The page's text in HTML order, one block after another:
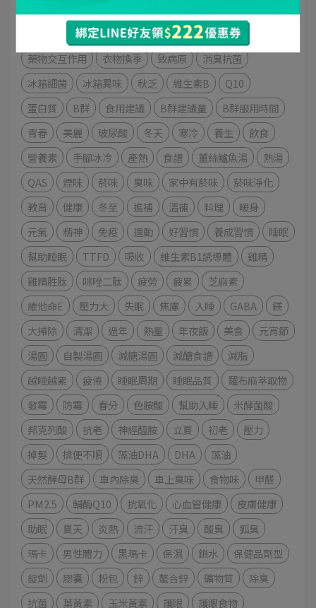
膠原蛋白 蠶絲蛋白 烤肉味 油煙味
藥物交互作用
衣物換季 致病原
消臭抗菌
冰箱細菌
冰箱異味 秋乏 維生素B
Q10
蛋白質
B群 食用建議 B群建議量
B群服用時間
青春
美麗 玻尿酸 冬天 寒冷 養生
飲食
營養素
手腳冰冷 產熱 食譜 薑絲鱸魚湯
熱湯
QAS
煙味 菸味 臭味 家中有菸味
菸味淨化
教育
健康 冬至 進補 溫補 料理
暖身
元氣
精神 免疫 運動 好習慣 養成習慣
睡眠
幫助睡眠
TTFD 吸收 維生素B1誘導體
雞精
雞精胜肽
咪唑二肽 疲勞 疲累
芝麻素
維他命E
壓力大 失眠 焦慮 入睡 GABA
鎂
大掃除
清潔 過年 熱量 年夜飯 美食
元宵節
湯圓
自製湯圓 減糖湯圓 減醣食譜
減脂
越睡越累
疲倦 睡眠周期 睡眠品質
羅布麻萃取物
發霉
防霉 春分 色胺酸 幫助入睡
米酵菌酸
邦克列酸
抗老 神經醯胺 立夏 初老
壓力
掉髮
排便不順 藻油DHA DHA
藻油
天然酵母B群
車內除臭 車上臭味 食物味
甲醛
PM2.5
輔酶Q10 抗氧化 心血管健康
皮膚健康
助眠
夏天 炎熱 流汗 汗臭 酸臭
狐臭
瑪卡
男性體力 黑瑪卡 保濕 鎖水
保健品劑型
錠劑
膠囊 粉包 鋅 螯合鋅 礦物質
除臭
抗菌
葉黃素 玉米黃素 護眼 護眼食物